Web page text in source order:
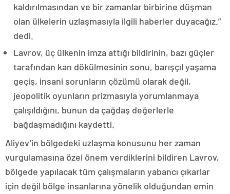
kaldırılmasından ve bir zamanlar birbirine düşman
olan ülkelerin uzlaşmasıyla ilgili haberler duyacağız.”
dedi.
Lavrov, üç ülkenin imza attığı bildirinin, bazı güçler
tarafından kan dökülmesinin sonu, barışçıl yaşama
geçiş, insani sorunların çözümü olarak değil,
jeopolitik oyunların prizmasıyla yorumlanmaya
çalışıldığını, bunun da çağdaş değerlerle
bağdaşmadığını kaydetti.
Aliyev’in bölgedeki uzlaşma konusunu her zaman
vurgulamasına özel önem verdiklerini bildiren Lavrov,
bölgede yapılacak tüm çalışmaların yabancı çıkarlar
için değil bölge insanlarına yönelik olduğundan emin